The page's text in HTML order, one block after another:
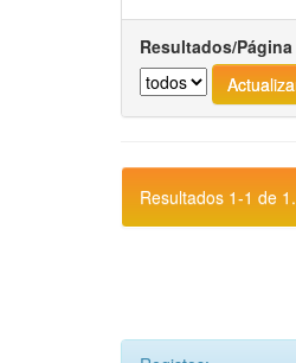
Resultados/Página
Resultados 1-1 de 1.